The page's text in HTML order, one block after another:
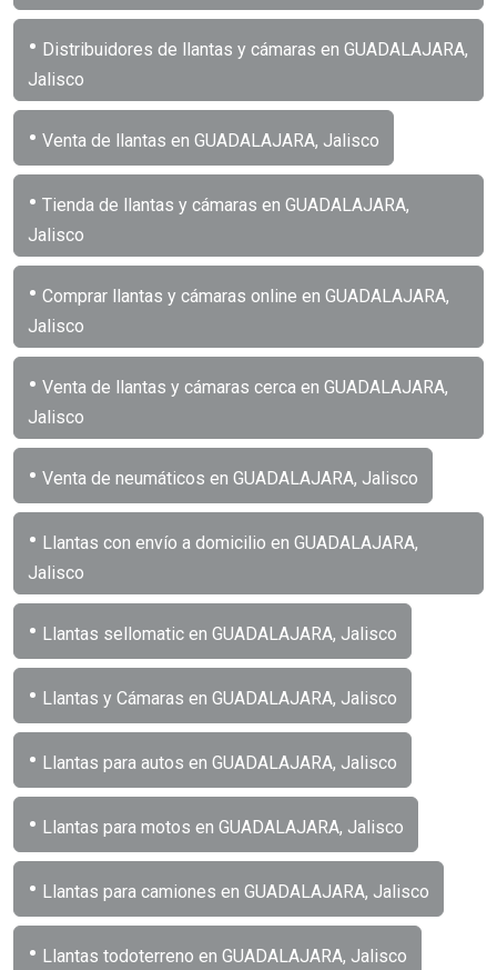
• Distribuidores de llantas y cámaras en GUADALAJARA,
Jalisco
• Venta de llantas en GUADALAJARA, Jalisco
• Tienda de llantas y cámaras en GUADALAJARA,
Jalisco
• Comprar llantas y cámaras online en GUADALAJARA,
Jalisco
• Venta de llantas y cámaras cerca en GUADALAJARA,
Jalisco
• Venta de neumáticos en GUADALAJARA, Jalisco
• Llantas con envío a domicilio en GUADALAJARA,
Jalisco
• Llantas sellomatic en GUADALAJARA, Jalisco
• Llantas y Cámaras en GUADALAJARA, Jalisco
• Llantas para autos en GUADALAJARA, Jalisco
• Llantas para motos en GUADALAJARA, Jalisco
• Llantas para camiones en GUADALAJARA, Jalisco
• Llantas todoterreno en GUADALAJARA, Jalisco